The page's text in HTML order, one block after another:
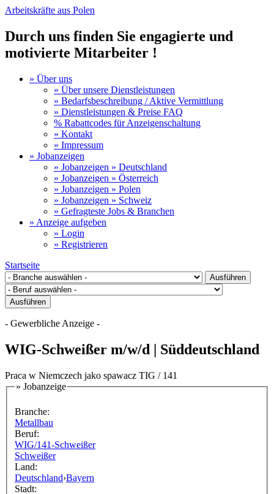
Arbeitskräfte aus Polen
Durch uns finden Sie engagierte und
motivierte Mitarbeiter !
» Über uns
» Über unsere Dienstleistungen
» Bedarfsbeschreibung / Aktive Vermittlung
» Dienstleistungen & Preise FAQ
% Rabattcodes für Anzeigenschaltung
» Kontakt
» Impressum
» Jobanzeigen
» Jobanzeigen » Deutschland
» Jobanzeigen » Österreich
» Jobanzeigen » Polen
» Jobanzeigen » Schweiz
» Gefragteste Jobs & Branchen
» Anzeige aufgeben
» Login
» Registrieren
Sie sind hier
Startseite
- Gewerbliche Anzeige -
WIG-Schweißer m/w/d | Süddeutschland
Praca w Niemczech jako spawacz TIG / 141
» Jobanzeige
Branche:
Metallbau
Beruf:
WIG/141-Schweißer
Schweißer
Land:
Deutschland›Bayern
Stadt: